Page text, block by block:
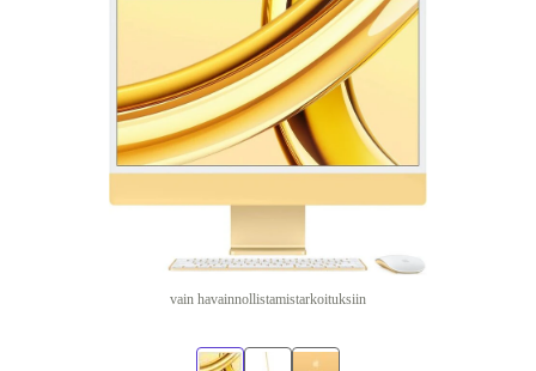
vain havainnollistamistarkoituksiin